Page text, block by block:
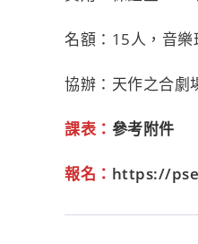
名額：15人，音
協辦：天作之合劇
課表： 參考附件
報名： https://